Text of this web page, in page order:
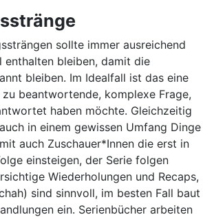
sollte immer ausreichend
enthalten bleiben, damit die
bleiben. Im Idealfall ist das eine
beantwortende, komplexe Frage,
haben möchte. Gleichzeitig
in einem gewissen Umfang Dinge
auch Zuschauer*Innen die erst in
einsteigen, der Serie folgen
Wiederholungen und Recaps,
sind sinnvoll, im besten Fall baut
ein. Serienbücher arbeiten